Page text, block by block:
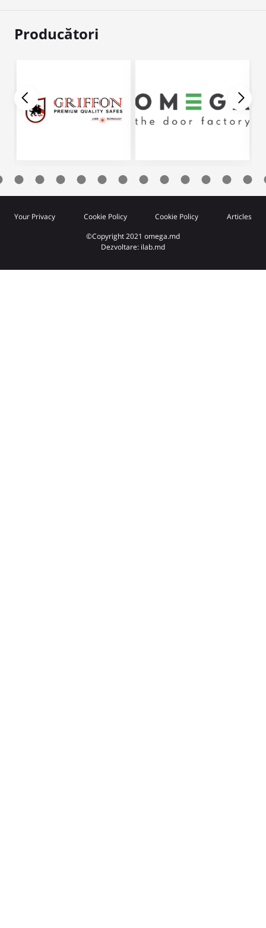
Producători
Your Privacy Cookie Policy Cookie Policy Articles
©Copyright 2021 omega.md
Dezvoltare: ilab.md